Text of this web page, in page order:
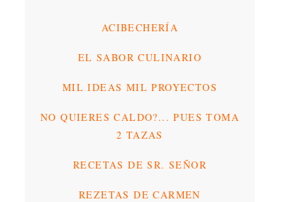
ACIBECHERÍA
EL SABOR CULINARIO
MIL IDEAS MIL PROYECTOS
NO QUIERES CALDO?... PUES TOMA
2 TAZAS
RECETAS DE SR. SEÑOR
REZETAS DE CARMEN